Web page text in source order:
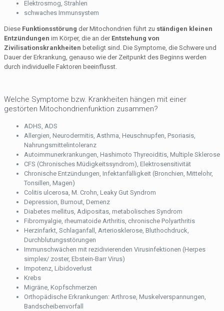
Elektrosmog, Strahlen
schwaches Immunsystem
Diese Funktionsstörung der Mitochondrien führt zu ständigen kleinen
Entzündungen im Körper, die an der Entstehung von
Zivilisationskrankheiten beteiligt sind. Die Symptome, die Schwere und
Dauer der Erkrankung, genauso wie der Zeitpunkt des Beginns werden
durch individuelle Faktoren beeinflusst.
Welche Symptome bzw. Krankheiten hängen mit einer
gestörten Mitochondrienfunktion zusammen?
ADHS, ADS
Allergien, Neurodermitis, Asthma, Heuschnupfen, Psoriasis,
Nahrungsmittelintoleranz
Autoimmunerkrankungen, Hashimoto Thyreoiditis, Multiple Sklerose
CFS (Chronisches Müdigkeitssyndrom), Elektrosensitivität
Chronische Entzündungen, Infektanfälligkeit (Bronchien, Mittelohr,
Tonsillen, Magen)
Colitis ulcerosa, M. Crohn, Leaky Gut Syndrom
Depression, Burnout, Demenz
Diabetes mellitus, Adipositas, metabolisches Syndrom
Fibromyalgie, rheumatoide Arthritis, chronische Polyarthritis
Herzinfarkt, Schlaganfall, Arteriosklerose, Bluthochdruck,
Durchblutungsstörungen
Immunschwächen mit rezidivierenden Virusinfektionen (Herpes
simplex/ zoster, Ebstein-Barr Virus)
Impotenz, Libidoverlust
Krebs
Migräne, Kopfschmerzen
Orthopädische Erkrankungen: Arthrose, Muskelverspannungen,
Bandscheibenvorfall